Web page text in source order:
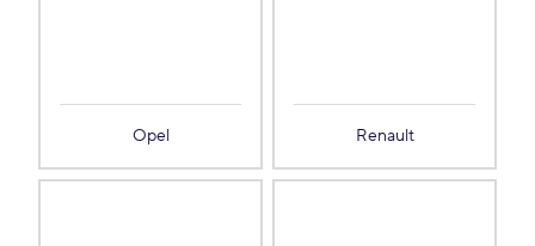
Opel Renault